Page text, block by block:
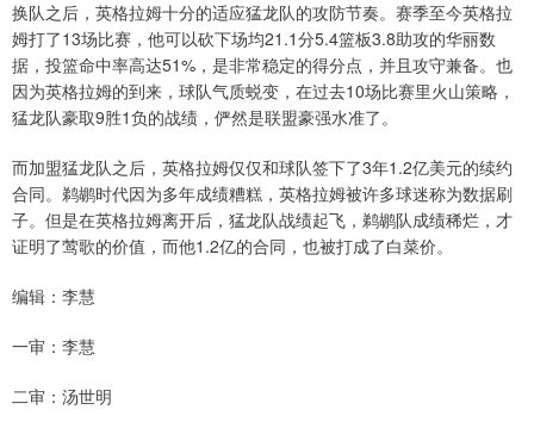
换队之后，英格拉姆十分的适应猛龙队的攻防节奏。赛季至今英格拉
姆打了13场比赛，他可以砍下场均21.1分5.4篮板3.8助攻的华丽数
据，投篮命中率高达51%，是非常稳定的得分点，并且攻守兼备。也
因为英格拉姆的到来，球队气质蜕变，在过去10场比赛里火山策略，
猛龙队豪取9胜1负的战绩，俨然是联盟豪强水准了。
而加盟猛龙队之后，英格拉姆仅仅和球队签下了3年1.2亿美元的续约
合同。鹈鹕时代因为多年成绩糟糕，英格拉姆被许多球迷称为数据刷
子。但是在英格拉姆离开后，猛龙队战绩起飞，鹈鹕队成绩稀烂，才
证明了莺歌的价值，而他1.2亿的合同，也被打成了白菜价。
编辑：李慧
一审：李慧
二审：汤世明